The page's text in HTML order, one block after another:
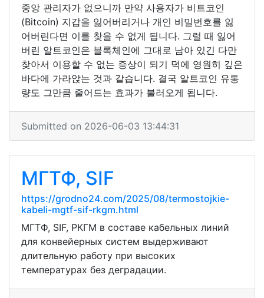
중앙 관리자가 없으니까 만약 사용자가 비트코인
(Bitcoin) 지갑을 잃어버리거나 개인 비밀번호를 잃
어버린다면 이를 찾을 수 없게 됩니다. 그럴 때 잃어
버린 알트코인은 블록체인에 그대로 남아 있긴 다만
찾아서 이용할 수 없는 증상이 되기 덕에 영원히 깊은
바다에 가라앉는 것과 같습니다. 결국 알트코인 유통
량도 그만큼 줄어드는 효과가 불러오게 됩니다.
Submitted on 2026-06-03 13:44:31
МГТФ, SIF
https://grodno24.com/2025/08/termostojkie-
kabeli-mgtf-sif-rkgm.html
МГТФ, SIF, РКГМ в составе кабельных линий
для конвейерных систем выдерживают
длительную работу при высоких
температурах без деградации.